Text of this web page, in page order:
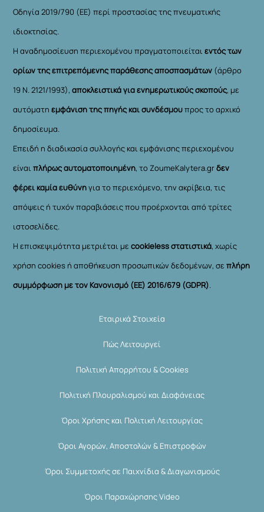
Οδηγία 2019/790 (ΕΕ) περί προστασίας της πνευματικής
ιδιοκτησίας.
Η αναδημοσίευση περιεχομένου πραγματοποιείταιεντός των
ορίων της επιτρεπόμενης παράθεσης αποσπασμάτων (άρθρο
19 Ν. 2121/1993), αποκλειστικά για ενημερωτικούς σκοπούς, με
αυτόματηεμφάνιση της πηγής και συνδέσμουπρος το αρχικό
δημοσίευμα.
Επειδή η διαδικασία συλλογής και εμφάνισης περιεχομένου
είναιπλήρως αυτοματοποιημένη, το ZoumeKalytera.grδεν
φέρει καμία ευθύνηγια το περιεχόμενο, την ακρίβεια, τις
απόψεις ή τυχόν παραβιάσεις που προέρχονται από τρίτες
ιστοσελίδες.
Η επισκεψιμότητα μετριέται μεcookieless στατιστικά, χωρίς
χρήση cookies ή αποθήκευση προσωπικών δεδομένων, σεπλήρη
συμμόρφωση με τον Κανονισμό (ΕΕ) 2016/679 (GDPR).
Εταιρικά Στοιχεία
Πώς Λειτουργεί
Πολιτική Απορρήτου & Cookies
Πολιτική Πλουραλισμού και Διαφάνειας
Όροι Χρήσης και Πολιτική Λειτουργίας
Όροι Αγορών, Αποστολών & Επιστροφών
Όροι Συμμετοχής σε Παιχνίδια & Διαγωνισμούς
Όροι Παραχώρησης Video